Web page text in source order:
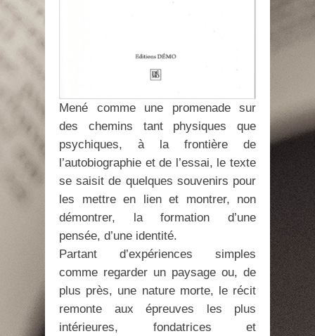
Mené comme une promenade sur
des chemins tant physiques que
psychiques, à la frontière de
l’autobiographie et de l’essai, le texte
se saisit de quelques souvenirs pour
les mettre en lien et montrer, non
démontrer, la formation d’une
pensée, d’une identité.
Partant d’expériences simples
comme regarder un paysage ou, de
plus près, une nature morte, le récit
remonte aux épreuves les plus
intérieures, fondatrices et